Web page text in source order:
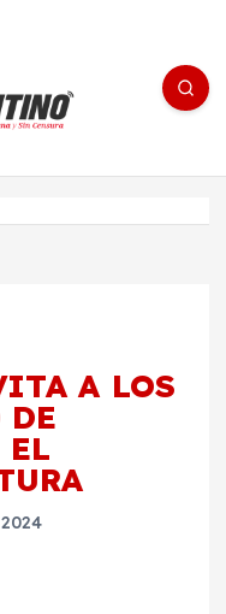
noticias/editorial
A LOS
DE
EL